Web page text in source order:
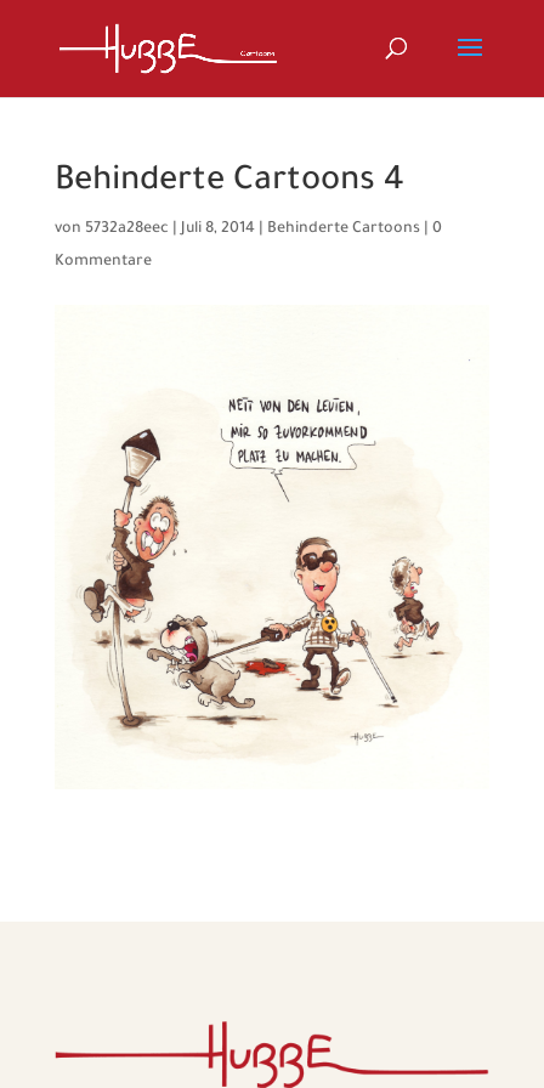
Behinderte Cartoons 4
von 5732a28eec |Juli 8, 2014| Behinderte Cartoons| 0
Kommentare